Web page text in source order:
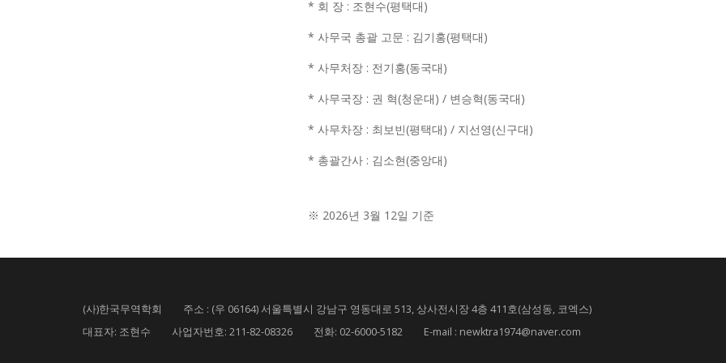
* 회 장 : 조현수(평택대)
* 사무국 총괄 고문 : 김기홍(평택대)
* 사무처장 : 전기홍(동국대)
* 사무국장 : 권 혁(청운대) / 변승혁(동국대)
* 사무차장 : 최보빈(평택대) / 지선영(신구대)
* 총괄간사 : 김소현(중앙대)
※ 2026년 3월 12일 기준
(사)한국무역학회 주소 : (우 06164) 서울특별시 강남구 영동대로 513, 상사전시장 4층 411호(삼성동, 코엑스)
대표자: 조현수 사업자번호: 211-82-08326 전화: 02-6000-5182 E-mail : newktra1974@naver.com